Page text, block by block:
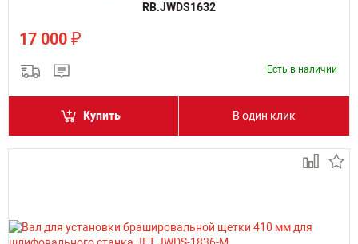
RB.JWDS1632
17 000 ₽
Есть в наличии
Купить В один клик